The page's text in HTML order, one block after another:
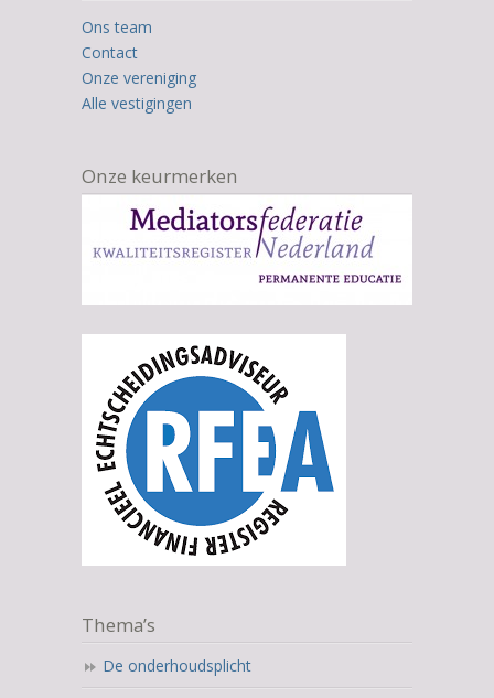
Ons team
Contact
Onze vereniging
Alle vestigingen
Onze keurmerken
Thema’s
De onderhoudsplicht